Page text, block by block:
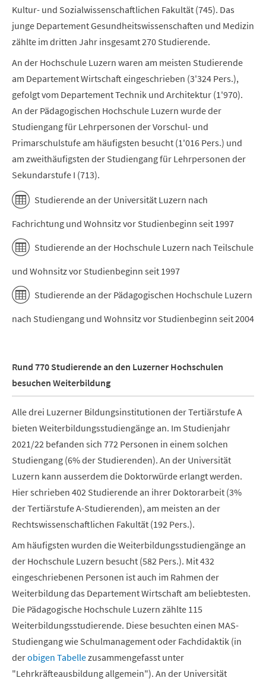
Kultur- und Sozialwissenschaftlichen Fakultät (745). Das
junge Departement Gesundheitswissenschaften und Medizin
zählte im dritten Jahr insgesamt 270 Studierende.
An der Hochschule Luzern waren am meisten Studierende
am Departement Wirtschaft eingeschrieben (3'324 Pers.),
gefolgt vom Departement Technik und Architektur (1'970).
An der Pädagogischen Hochschule Luzern wurde der
Studiengang für Lehrpersonen der Vorschul- und
Primarschulstufe am häufigsten besucht (1'016 Pers.) und
am zweithäufigsten der Studiengang für Lehrpersonen der
Sekundarstufe I (713).
Studierende an der Universität Luzern nach
Fachrichtung und Wohnsitz vor Studienbeginn seit 1997
Studierende an der Hochschule Luzern nach Teilschule
und Wohnsitz vor Studienbeginn seit 1997
Studierende an der Pädagogischen Hochschule Luzern
nach Studiengang und Wohnsitz vor Studienbeginn seit 2004
Rund 770 Studierende an den Luzerner Hochschulen
besuchen Weiterbildung
Alle drei Luzerner Bildungsinstitutionen der Tertiärstufe A
bieten Weiterbildungsstudiengänge an. Im Studienjahr
2021/22 befanden sich 772 Personen in einem solchen
Studiengang (6% der Studierenden). An der Universität
Luzern kann ausserdem die Doktorwürde erlangt werden.
Hier schrieben 402 Studierende an ihrer Doktorarbeit (3%
der Tertiärstufe A-Studierenden), am meisten an der
Rechtswissenschaftlichen Fakultät (192 Pers.).
Am häufigsten wurden die Weiterbildungsstudiengänge an
der Hochschule Luzern besucht (582 Pers.). Mit 432
eingeschriebenen Personen ist auch im Rahmen der
Weiterbildung das Departement Wirtschaft am beliebtesten.
Die Pädagogische Hochschule Luzern zählte 115
Weiterbildungsstudierende. Diese besuchten einen MAS-
Studiengang wie Schulmanagement oder Fachdidaktik (in
derobigen Tabellezusammengefasst unter
"Lehrkräfteausbildung allgemein"). An der Universität